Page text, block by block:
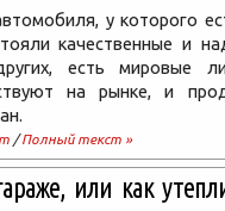
у которого
качественные и
есть мировые
на рынке, и
/Полный текст »
или как